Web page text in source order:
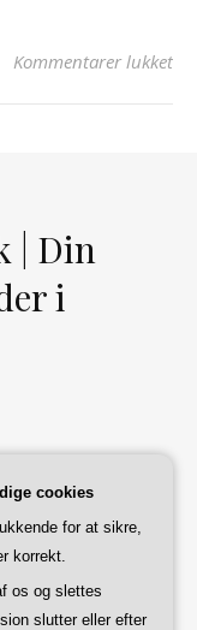
Kommentarer lukkettil
| Din
i
cookies
for at sikre,
korrekt.
os og slettes
slutter eller efter